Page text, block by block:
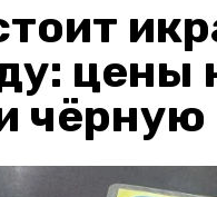
цены
чёрную